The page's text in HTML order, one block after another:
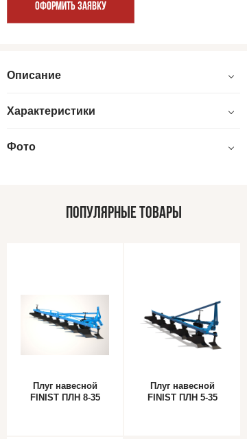
ОФОРМИТЬ ЗАЯВКУ
Описание
Характеристики
Фото
ПОПУЛЯРНЫЕ ТОВАРЫ
Плуг навесной
FINIST ПЛН 8-35
Плуг навесной
FINIST ПЛН 5-35